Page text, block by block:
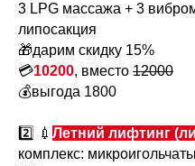
3 LPG массажа + 3
липосакция
🎁дарим скидку 15%
💳10200, вместо 12000
💰выгода 1800
2️⃣ 💉 Летний лифтинг
комплекс: